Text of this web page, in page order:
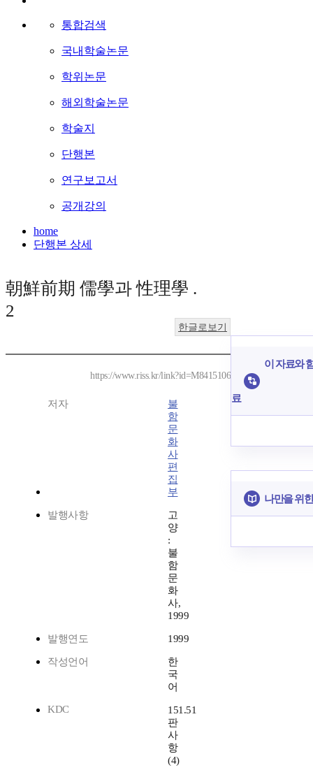
통합검색
국내학술논문
학위논문
해외학술논문
학술지
단행본
연구보고서
공개강의
home
단행본 상세
朝鮮前期 儒學과 性理學 .
2
한글로보기
https://www.riss.kr/link?id=M8415106
저자
불
함
문
화
사
편
집
부
발행사항
고
양
:
불
함
문
화
사,
1999
발행연도 1999
작성언어
한
국
어
KDC
151.51
판
사
항
(4)
이 자료와
료
나만을 위